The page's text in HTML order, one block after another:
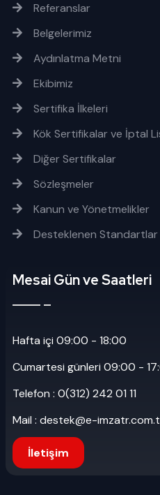
Referanslar
Belgelerimiz
Aydınlatma Metni
Ekibimiz
Sertifika İlkeleri
Kök Sertifikalar ve İptal
Diğer Sertifikalar
Sözleşmeler
Kanun ve Yönetmelikler
Desteklenen Standartlar
Mesai Gün ve Saatleri
Hafta içi 09:00 - 18:00
Cumartesi günleri 09:00 -
Telefon : 0(312) 242 01 11
Mail : destek@e-
İletişim